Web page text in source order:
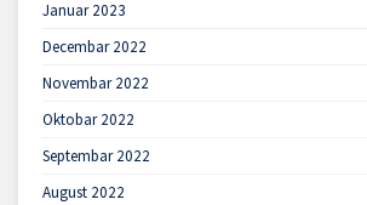
Januar 2023
Decembar 2022
Novembar 2022
Oktobar 2022
Septembar 2022
August 2022